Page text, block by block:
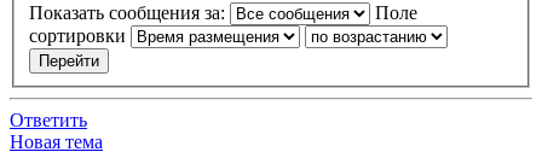
Показать сообщения за:
Поле
сортировки
Ответить
Новая тема